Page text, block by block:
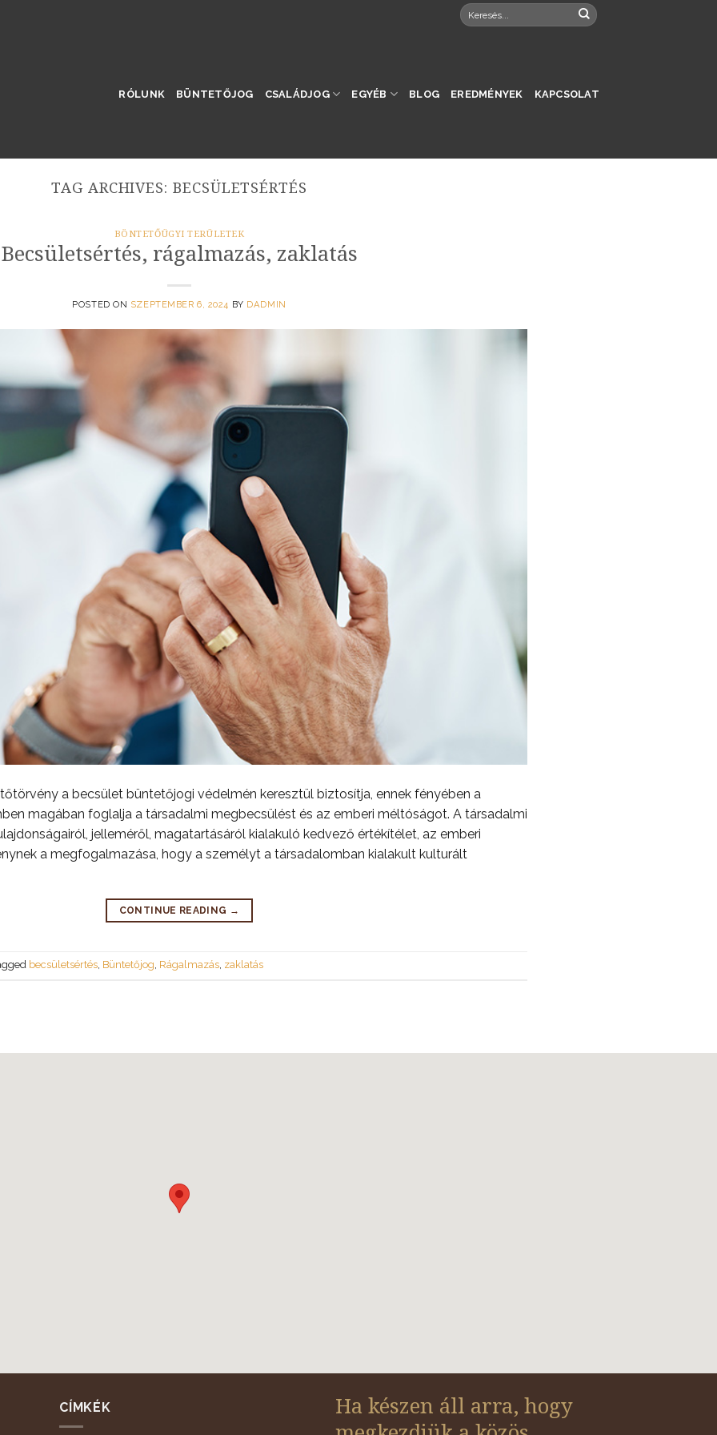
RÓLUNK BÜNTETŐJOG CSALÁDJOG EGYÉB BLOG EREDMÉNYEK KAPCSOLAT
TAG ARCHIVES: BECSÜLETSÉRTÉS
BÖNTETŐÜGYI TERÜLETEK
Becsületsértés, rágalmazás, zaklatás
POSTED ON SZEPTEMBER 6, 2024 BY DADMIN
a becsület büntetőjogi védelmén keresztül biztosítja, ennek fényében a
magában foglalja a társadalmi megbecsülést és az emberi méltóságot. A társadalmi
jelleméről, magatartásáról kialakuló kedvező értékítélet, az emberi
a megfogalmazása, hogy a személyt a társadalomban kialakult kulturált
CONTINUE READING →
becsületsértés Büntetőjog Rágalmazás zaklatás
CÍMKÉK
Ha készen áll arra, hogy